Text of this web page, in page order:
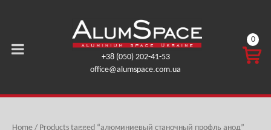
+38 (050) 202-41-53
office@alumspace.com.ua
КОРЗ
ГРН.
0
Home / Products tagged “алюминиевый станочный профль анод”